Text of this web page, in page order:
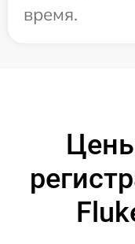
время.